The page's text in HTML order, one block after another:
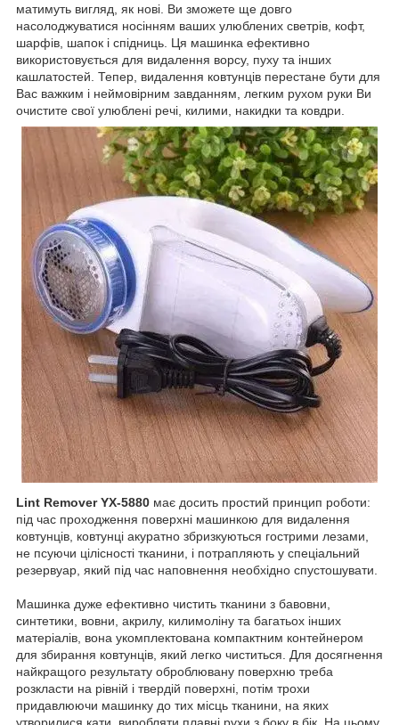
матимуть вигляд, як нові. Ви зможете ще довго
насолоджуватися носінням ваших улюблених светрів, кофт,
шарфів, шапок і спідниць. Ця машинка ефективно
використовується для видалення ворсу, пуху та інших
кашлатостей. Тепер, видалення ковтунців перестане бути для
Вас важким і неймовірним завданням, легким рухом руки Ви
очистите свої улюблені речі, килими, накидки та ковдри.
Lint Remover YX-5880 має досить простий принцип роботи:
під час проходження поверхні машинкою для видалення
ковтунців, ковтунці акуратно збризкуються гострими лезами,
не псуючи цілісності тканини, і потрапляють у спеціальний
резервуар, який під час наповнення необхідно спустошувати.
Машинка дуже ефективно чистить тканини з бавовни,
синтетики, вовни, акрилу, килимоліну та багатьох інших
матеріалів, вона укомплектована компактним контейнером
для збирання ковтунців, який легко чиститься. Для досягнення
найкращого результату оброблювану поверхню треба
розкласти на рівній і твердій поверхні, потім трохи
придавлюючи машинку до тих місць тканини, на яких
утворилися кати, виробляти плавні рухи з боку в бік. На цьому